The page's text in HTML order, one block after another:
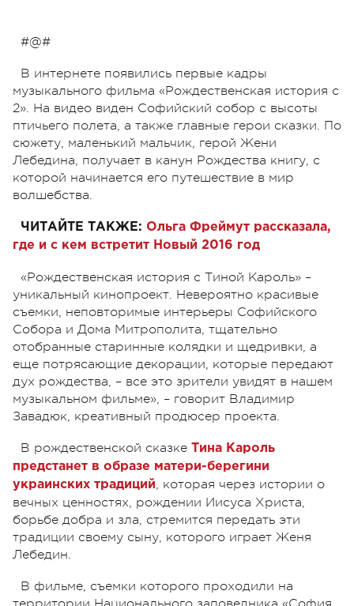
#@#
В интернете появились первые кадры
музыкального фильма «Рождественская история с
2». На видео виден Софийский собор с высоты
птичьего полета, а также главные герои сказки. По
сюжету, маленький мальчик, герой Жени
Лебедина, получает в канун Рождества книгу, с
которой начинается его путешествие в мир
волшебства.
ЧИТАЙТЕ ТАКЖЕ: Ольга Фреймут рассказала,
где и с кем встретит Новый 2016 год
«Рождественская история с Тиной Кароль» –
уникальный кинопроект. Невероятно красивые
съемки, неповторимые интерьеры Софийского
Собора и Дома Митрополита, тщательно
отобранные старинные колядки и щедривки, а
еще потрясающие декорации, которые передают
дух рождества, – все это зрители увидят в нашем
музыкальном фильме», – говорит Владимир
Завадюк, креативный продюсер проекта.
В рождественской сказке Тина Кароль
предстанет в образе матери-берегини
украинских традиций, которая через истории о
вечных ценностях, рождении Иисуса Христа,
борьбе добра и зла, стремится передать эти
традиции своему сыну, которого играет Женя
Лебедин.
В фильме, съемки которого проходили на